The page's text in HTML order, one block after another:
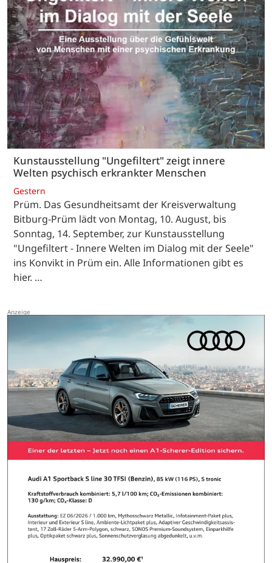
Kunstausstellung "Ungefiltert" zeigt innere
Welten psychisch erkrankter Menschen
Gestern
Prüm. Das Gesundheitsamt der Kreisverwaltung
Bitburg-Prüm lädt von Montag, 10. August, bis
Sonntag, 14. September, zur Kunstausstellung
"Ungefiltert - Innere Welten im Dialog mit der Seele"
ins Konvikt in Prüm ein. Alle Informationen gibt es
hier. …